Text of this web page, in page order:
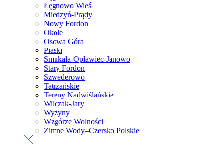
Łęgnowo Wieś
Miedzyń-Prądy
Nowy Fordon
Okole
Osowa Góra
Piaski
Smukała-Opławiec-Janowo
Stary Fordon
Szwederowo
Tatrzańskie
Tereny Nadwiślańskie
Wilczak-Jary
Wyżyny
Wzgórze Wolności
Zimne Wody–Czersko Polskie